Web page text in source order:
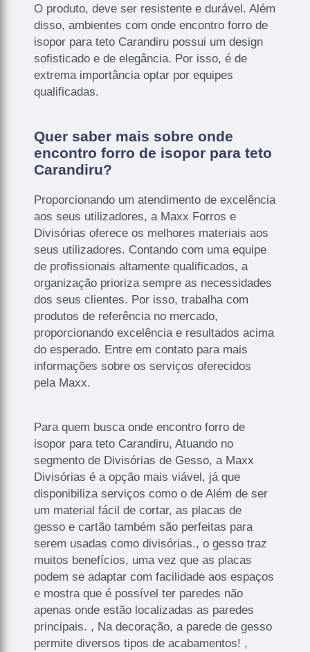
O produto, deve ser resistente e durável. Além
disso, ambientes com onde encontro forro de
isopor para teto Carandiru possui um design
sofisticado e de elegância. Por isso, é de
extrema importância optar por equipes
qualificadas.
Quer saber mais sobre onde
encontro forro de isopor para teto
Carandiru?
Proporcionando um atendimento de excelência
aos seus utilizadores, a Maxx Forros e
Divisórias oferece os melhores materiais aos
seus utilizadores. Contando com uma equipe
de profissionais altamente qualificados, a
organização prioriza sempre as necessidades
dos seus clientes. Por isso, trabalha com
produtos de referência no mercado,
proporcionando excelência e resultados acima
do esperado. Entre em contato para mais
informações sobre os serviços oferecidos
pela Maxx.
Para quem busca onde encontro forro de
isopor para teto Carandiru, Atuando no
segmento de Divisórias de Gesso, a Maxx
Divisórias é a opção mais viável, já que
disponibiliza serviços como o de Além de ser
um material fácil de cortar, as placas de
gesso e cartão também são perfeitas para
serem usadas como divisórias., o gesso traz
muitos benefícios, uma vez que as placas
podem se adaptar com facilidade aos espaços
e mostra que é possível ter paredes não
apenas onde estão localizadas as paredes
principais. , Na decoração, a parede de gesso
permite diversos tipos de acabamentos! ,